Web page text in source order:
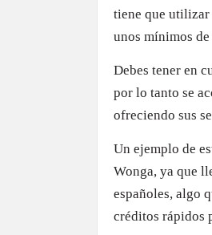
tiene que utilizar
unos mínimos
Debes tener en
por lo tanto se
ofreciendo sus
Un ejemplo de
Wonga, ya que
españoles, algo
créditos rápidos